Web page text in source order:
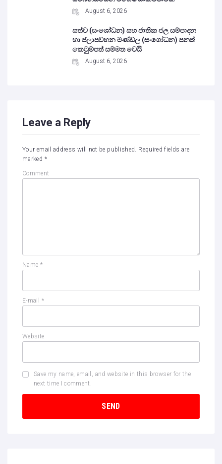
August 6, 2026
සත්ව (සංශෝධන) සහ ජාතික ජල සම්පාදන
හා ජලාපවහන මණ්ඩල (සංශෝධන) පනත්
කෙටුම්පත් සම්මත වෙයි
August 6, 2026
Leave a Reply
Your email address will not be published. Required fields are
marked *
Comment
Name *
E-mail *
Website
Save my name, email, and website in this browser for the
next time I comment.